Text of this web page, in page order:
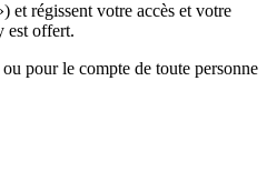
et régissent votre accès et votre
est offert.
pour le compte de toute personne